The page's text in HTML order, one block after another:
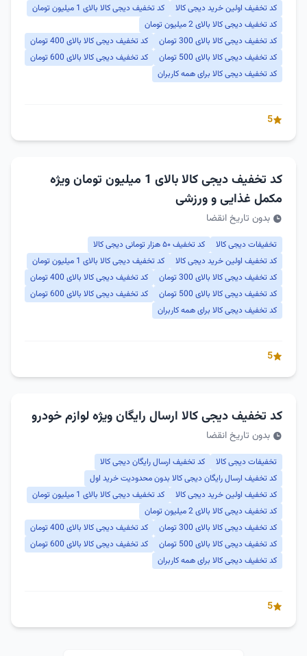
کد تخفیف اولین خرید دیجی کالا
کد تخفیف دیجی کالا بالای 1 میلیون تومان
کد تخفیف دیجی کالا بالای 2 میلیون تومان
کد تخفیف دیجی کالا بالای 300 تومان
کد تخفیف دیجی کالا بالای 400 تومان
کد تخفیف دیجی کالا بالای 500 تومان
کد تخفیف دیجی کالا بالای 600 تومان
کد تخفیف دیجی کالا برای همه کاربران
5
کد تخفیف دیجی کالا بالای 1 میلیون تومان ویژه
مکمل غذایی و ورزشی
بدون تاریخ انقضا
تخفیفات دیجی کالا
کد تخفیف ۵۰ هزار تومانی دیجی کالا
کد تخفیف اولین خرید دیجی کالا
کد تخفیف دیجی کالا بالای 1 میلیون تومان
کد تخفیف دیجی کالا بالای 300 تومان
کد تخفیف دیجی کالا بالای 400 تومان
کد تخفیف دیجی کالا بالای 500 تومان
کد تخفیف دیجی کالا بالای 600 تومان
کد تخفیف دیجی کالا برای همه کاربران
5
کد تخفیف دیجی کالا ارسال رایگان ویژه لوازم خودرو
بدون تاریخ انقضا
تخفیفات دیجی کالا
کد تخفیف ارسال رایگان دیجی کالا
کد تخفیف ارسال رایگان دیجی کالا بدون محدودیت خرید اول
کد تخفیف اولین خرید دیجی کالا
کد تخفیف دیجی کالا بالای 1 میلیون تومان
کد تخفیف دیجی کالا بالای 2 میلیون تومان
کد تخفیف دیجی کالا بالای 300 تومان
کد تخفیف دیجی کالا بالای 400 تومان
کد تخفیف دیجی کالا بالای 500 تومان
کد تخفیف دیجی کالا بالای 600 تومان
کد تخفیف دیجی کالا برای همه کاربران
5